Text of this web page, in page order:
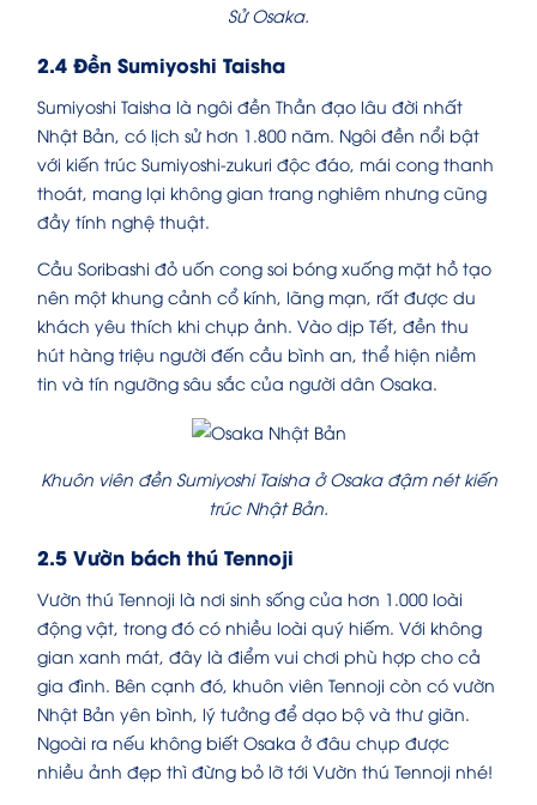
Sử Osaka.
2.4 Đền Sumiyoshi Taisha
Sumiyoshi Taisha là ngôi đền Thần đạo lâu đời nhất
Nhật Bản, có lịch sử hơn 1.800 năm. Ngôi đền nổi bật
với kiến trúc Sumiyoshi-zukuri độc đáo, mái cong thanh
thoát, mang lại không gian trang nghiêm nhưng cũng
đầy tính nghệ thuật.
Cầu Soribashi đỏ uốn cong soi bóng xuống mặt hồ tạo
nên một khung cảnh cổ kính, lãng mạn, rất được du
khách yêu thích khi chụp ảnh. Vào dịp Tết, đền thu
hút hàng triệu người đến cầu bình an, thể hiện niềm
tin và tín ngưỡng sâu sắc của người dân Osaka.
Khuôn viên đền Sumiyoshi Taisha ở Osaka đậm nét kiến
trúc Nhật Bản.
2.5 Vườn bách thú Tennoji
Vườn thú Tennoji là nơi sinh sống của hơn 1.000 loài
động vật, trong đó có nhiều loài quý hiếm. Với không
gian xanh mát, đây là điểm vui chơi phù hợp cho cả
gia đình. Bên cạnh đó, khuôn viên Tennoji còn có vườn
Nhật Bản yên bình, lý tưởng để dạo bộ và thư giãn.
Ngoài ra nếu không biết Osaka ở đâu chụp được
nhiều ảnh đẹp thì đừng bỏ lỡ tới Vườn thú Tennoji nhé!